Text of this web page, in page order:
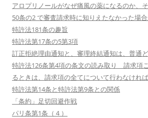
アロプリノールがなぜ痛風の薬になるのか、
50条の2 で審査請求時に知りえたなかった場
特許法181条の趣旨
特許法第17条の5第3項
訂正拒絶理由通知と、審理終結通知は、普通
特許法126条第4項の条文の読み取り 請求項
るときは、請求項の全てについて行わなけれ
特許法第14条と特許法第9条との関係
「条約」足切回避作戦
パリ条第1条（４）